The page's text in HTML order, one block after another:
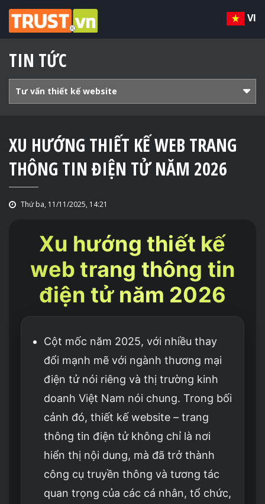
VI
TIN TỨC
Tư vấn thiết kế website
XU HƯỚNG THIẾT KẾ WEB TRANG
THÔNG TIN ĐIỆN TỬ NĂM 2026
Thứ ba, 11/11/2025, 14:21
Xu hướng thiết kế
web trang thông tin
điện tử năm 2026
Cột mốc năm 2025, với nhiều thay
đổi mạnh mẽ với ngành thương mại
điện tử nói riêng và thị trường kinh
doanh Việt Nam nói chung. Trong bối
cảnh đó, thiết kế website – trang
thông tin điện tử không chỉ là nơi
hiển thị nội dung, mà đã trở thành
công cụ truyền thông và tương tác
quan trọng của các cá nhân, tổ chức,